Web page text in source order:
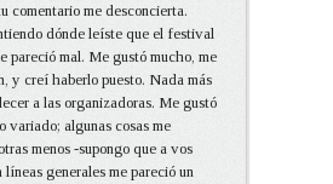
comentario me desconcierta.
dónde leíste que el festival
pareció mal. Me gustó mucho, me
y creí haberlo puesto. Nada más
a las organizadoras. Me gustó
variado; algunas cosas me
menos -supongo que a vos
líneas generales me pareció un